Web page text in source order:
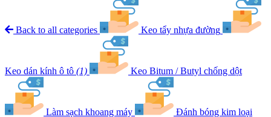
Back to all categories Keo tẩy nhựa đường
Keo dán kính ô tô (1) Keo Bitum / Butyl chống dột
Làm sạch khoang máy Đánh bóng kim loại